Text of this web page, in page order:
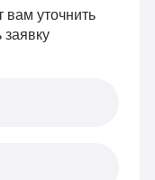
вам уточнить
заявку